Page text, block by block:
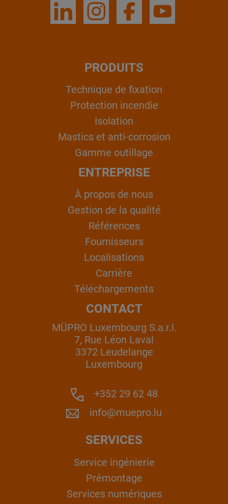
PRODUITS
Technique de fixation
Protection incendie
Isolation
Mastics et anti-corrosion
Gamme outillage
ENTREPRISE
À propos de nous
Gestion de la qualité
Références
Fournisseurs
Localisations
Carrière
Téléchargements
CONTACT
MÜPRO Luxembourg S.a.r.l.
7, Rue Léon Laval
3372 Leudelange
Luxembourg
+352 29 62 48
info@muepro.lu
SERVICES
Service ingénierie
Prémontage
Services numériques